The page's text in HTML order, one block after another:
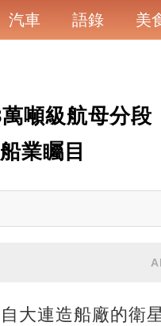
汽車 語錄 美
噸級航母分
業矚目
大連造船廠的衛